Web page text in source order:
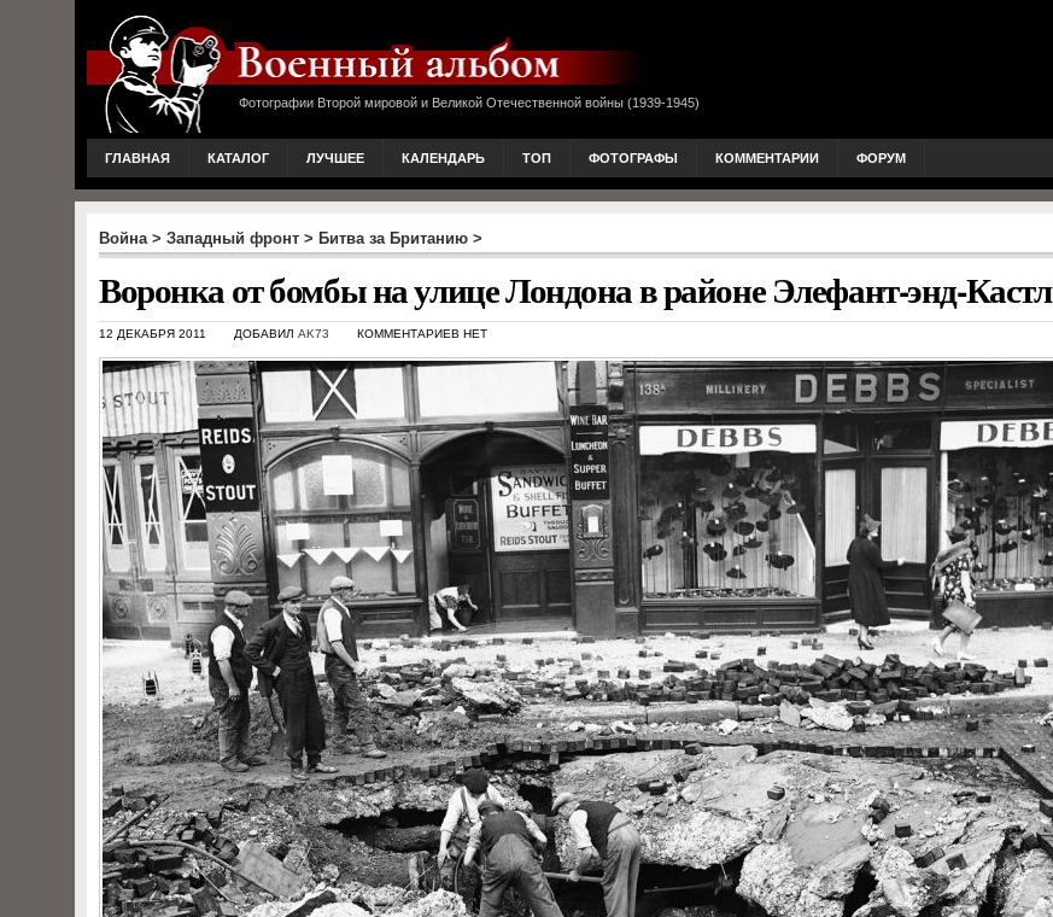
Фотографии Второй мировой и Великой Отечественной войны (1939-1945)
ГЛАВНАЯ КАТАЛОГ ЛУЧШЕЕ КАЛЕНДАРЬ ТОП ФОТОГРАФЫ КОММЕНТАРИИ ФОРУМ
Война> Западный фронт > Битва за Британию >
Воронка от бомбы на улице Лондона в районе Элефант-энд-Кастл
12 ДЕКАБРЯ 2011 ДОБАВИЛ AK73 КОММЕНТАРИЕВ НЕТ